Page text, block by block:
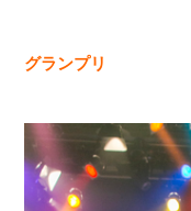
グランプリ